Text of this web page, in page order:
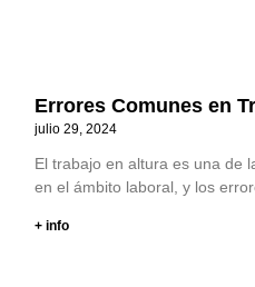
Errores Comunes en
julio 29, 2024
El trabajo en altura es una de
en el ámbito laboral, y los
+ info